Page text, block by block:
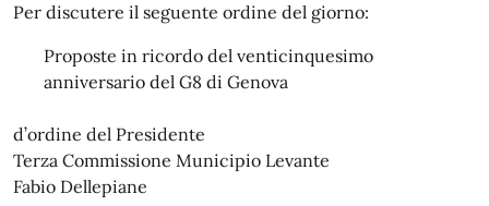
Per discutere il seguente ordine del giorno:
Proposte in ricordo del venticinquesimo
anniversario del G8 di Genova
d’ordine del Presidente
Terza Commissione Municipio Levante
Fabio Dellepiane